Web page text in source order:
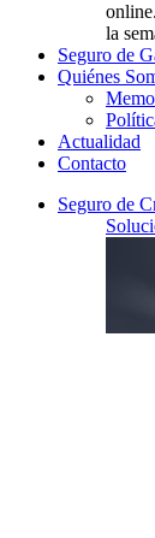
la
Seguro de
Quiénes
Actualidad
Contacto
Seguro de